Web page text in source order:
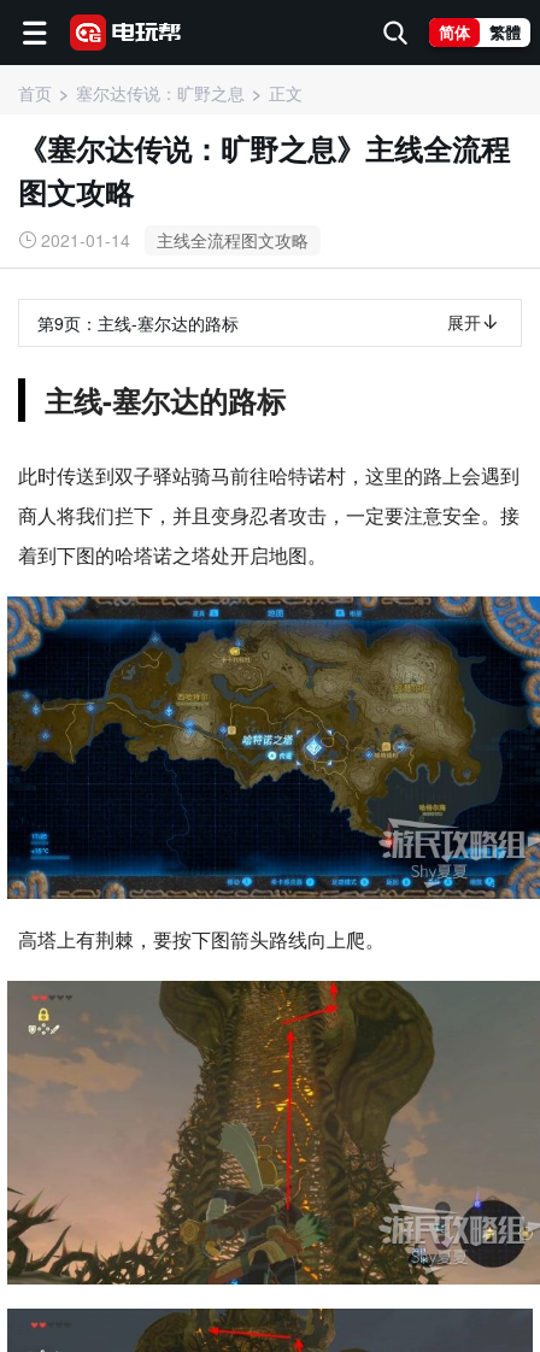
简体 繁體
首页 塞尔达传说：旷野之息 正文
《塞尔达传说：旷野之息》主线全流程
图文攻略
2021-01-14 主线全流程图文攻略
第9页： 主线-塞尔达的路标 展开
主线-塞尔达的路标
此时传送到双子驿站骑马前往哈特诺村，这里的路上会遇到
商人将我们拦下，并且变身忍者攻击，一定要注意安全。接
着到下图的哈塔诺之塔处开启地图。
高塔上有荆棘，要按下图箭头路线向上爬。